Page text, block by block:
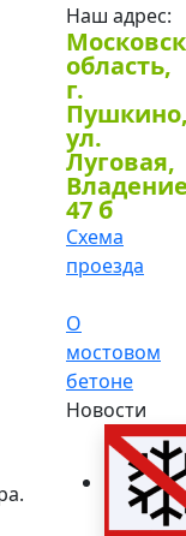
Наш адрес:
область,
г.
ул.
Луговая,
47 б
Схема
проезда
О
мостовом
бетоне
Новости